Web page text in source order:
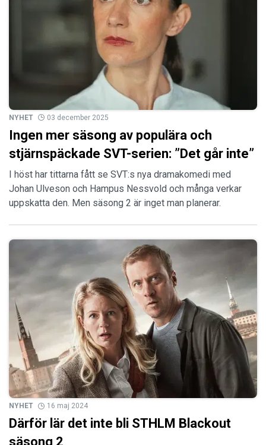
NYHET 03 december 2025
Ingen mer säsong av populära och
stjärnspäckade SVT-serien: ”Det går inte”
I höst har tittarna fått se SVT:s nya dramakomedi med
Johan Ulveson och Hampus Nessvold och många verkar
uppskatta den. Men säsong 2 är inget man planerar.
NYHET 16 maj 2024
Därför lär det inte bli STHLM Blackout
säsong 2